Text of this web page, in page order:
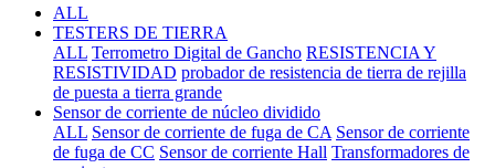
ALL
TESTERS DE TIERRA
ALL Terrometro Digital de Gancho RESISTENCIA Y
RESISTIVIDAD probador de resistencia de tierra de rejilla
de puesta a tierra grande
Sensor de corriente de núcleo dividido
ALL Sensor de corriente de fuga de CA Sensor de corriente
de fuga de CC Sensor de corriente Hall Transformadores de